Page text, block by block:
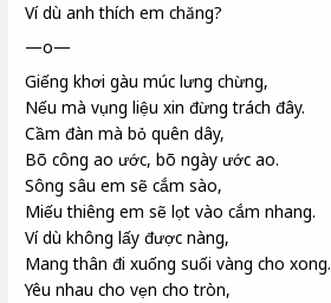
Ví dù anh thích em chăng?
—o—
Giếng khơi gàu múc lưng chừng,
Nếu mà vụng liệu xin đừng trách đây.
Cầm đàn mà bỏ quên dây,
Bõ công ao ước, bõ ngày ước ao.
Sông sâu em sẽ cắm sào,
Miếu thiêng em sẽ lọt vào cắm nhang.
Ví dù không lấy được nàng,
Mang thân đi xuống suối vàng cho xong.
Yêu nhau cho vẹn cho tròn,